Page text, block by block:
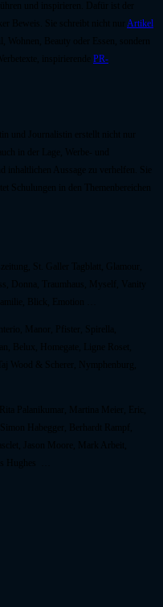
und inspirieren. Dafür ist der
Artikel
Wohnen, Beauty oder Essen, sondern
inspirierende PR-
und Journalistin erstellt nicht nur
in der Lage, Werbe- und
Aussage zu verhelfen. Sie
Schulungen in den Themenbereichen
Donna, Traumhaus, Myself, Vanity
Blick, Emotion …
Manor, Pfister, Spirella,
Belux, Homegate, Ligne Roset,
Wood & Scherer, Nymphenburg,
Palanikumar, Martina Meier, Eric,
Habegger, Berhardt Rampf,
Jason Moore, Mark Arbeit,
Hughes …